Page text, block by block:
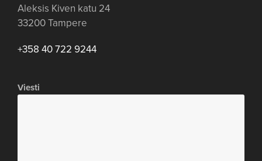
Aleksis Kiven katu 24
33200 Tampere
+358 40 722 9244
Viesti